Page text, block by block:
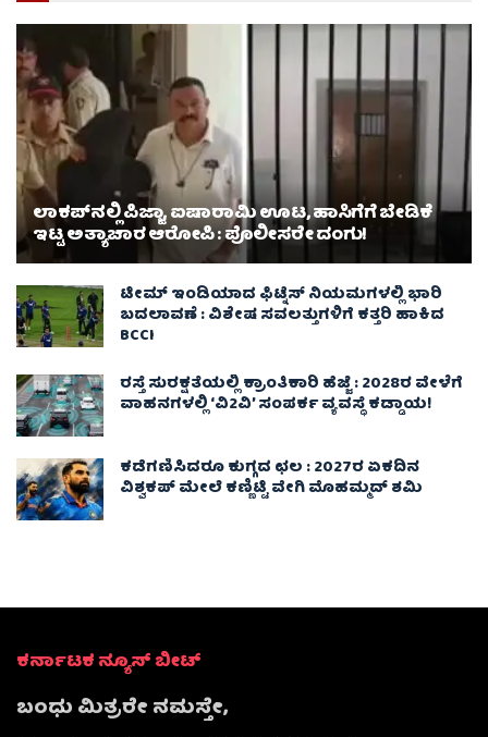
ಲಾಕಪ್‌ನಲ್ಲಿ ಪಿಜ್ಜಾ, ಐಷಾರಾಮಿ ಊಟ, ಹಾಸಿಗೆಗೆ ಬೇಡಿಕೆ
ಇಟ್ಟ ಅತ್ಯಾಚಾರ ಆರೋಪಿ : ಪೊಲೀಸರೇ ದಂಗು!
ಟೀಮ್ ಇಂಡಿಯಾದ ಫಿಟ್ನೆಸ್ ನಿಯಮಗಳಲ್ಲಿ ಭಾರಿ
ಬದಲಾವಣೆ : ವಿಶೇಷ ಸವಲತ್ತುಗಳಿಗೆ ಕತ್ತರಿ ಹಾಕಿದ
BCCI
ರಸ್ತೆ ಸುರಕ್ಷತೆಯಲ್ಲಿ ಕ್ರಾಂತಿಕಾರಿ ಹೆಜ್ಜೆ : 2028ರ ವೇಳೆಗೆ
ವಾಹನಗಳಲ್ಲಿ ‘ವಿ2ವಿ’ ಸಂಪರ್ಕ ವ್ಯವಸ್ಥೆ ಕಡ್ಡಾಯ!
ಕಡೆಗಣಿಸಿದರೂ ಕುಗ್ಗದ ಛಲ : 2027ರ ಏಕದಿನ
ವಿಶ್ವಕಪ್‌ ಮೇಲೆ ಕಣ್ಣಿಟ್ಟಿ ವೇಗಿ ಮೊಹಮ್ಮದ್ ಶಮಿ
ಕರ್ನಾಟಕ ನ್ಯೂಸ್ ಬೀಟ್
ಬಂಧು ಮಿತ್ರರೇ ನಮಸ್ತೇ,